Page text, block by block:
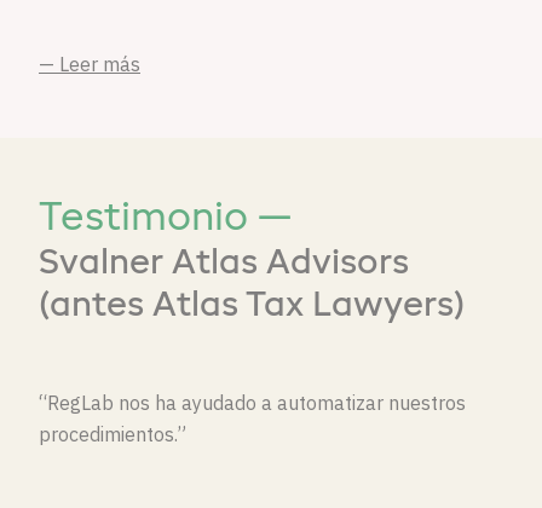
— Leer más
Testimonio —
Svalner Atlas Advisors
(antes Atlas Tax Lawyers)
“RegLab nos ha ayudado a automatizar nuestros
procedimientos.”